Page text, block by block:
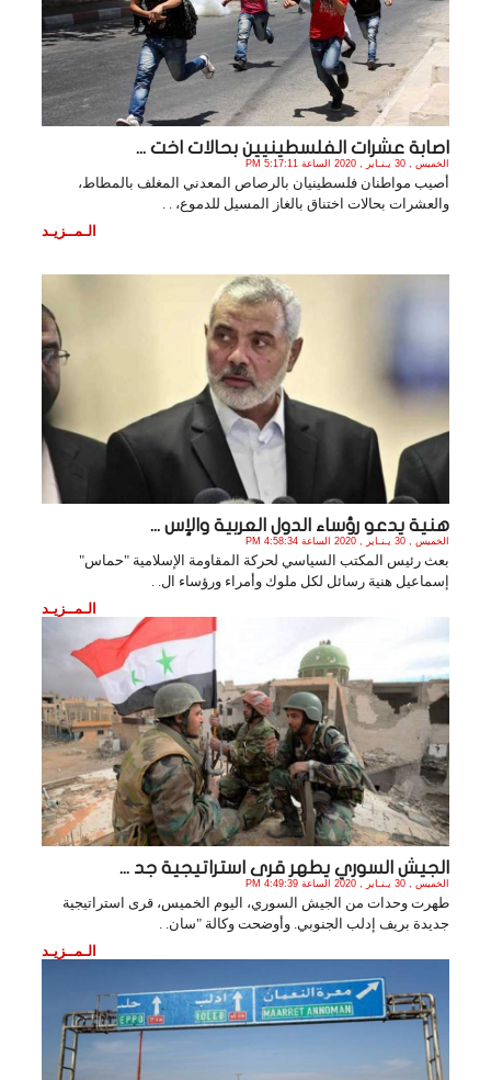
اصابة عشرات الفلسطينيين بحالات اخت ...
الخميس , 30 يـنـاير , 2020 الساعة 5:17:11 PM
أصيب مواطنان فلسطينيان بالرصاص المعدني المغلف بالمطاط،
والعشرات بحالات اختناق بالغاز المسيل للدموع، . .
الـمــزيـد
هنية يدعو رؤساء الدول العربية والإس ...
الخميس , 30 يـنـاير , 2020 الساعة 4:58:34 PM
بعث رئيس المكتب السياسي لحركة المقاومة الإسلامية "حماس"
إسماعيل هنية رسائل لكل ملوك وأمراء ورؤساء ال. .
الـمــزيـد
الجيش السوري يطهر قرى استراتيجية جد ...
الخميس , 30 يـنـاير , 2020 الساعة 4:49:39 PM
طهرت وحدات من الجيش السوري، اليوم الخميس، قرى استراتيجية
جديدة بريف إدلب الجنوبي. وأوضحت وكالة "سان. .
الـمــزيـد